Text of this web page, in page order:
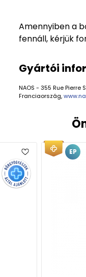
Amennyiben a
fennáll, kérjük
Gyártói
NAOS - 355 Rue Pierre
Franciaország,
EP